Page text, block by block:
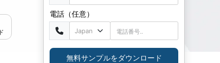
電話（任意）
無料サンプルをダウンロード